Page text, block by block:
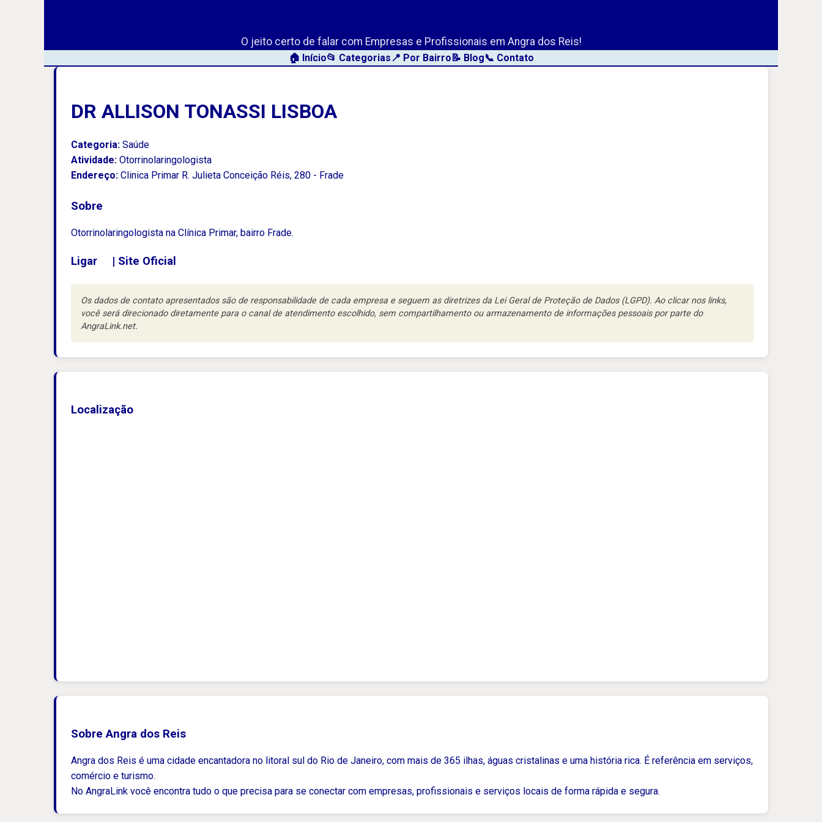
O jeito certo de falar com Empresas e Profissionais em Angra dos Reis!
🏠 Início📂 Categorias 📍 Por Bairro📝 Blog📞 Contato
DR ALLISON TONASSI LISBOA
Categoria: Saúde
Atividade: Otorrinolaringologista
Endereço: Clinica Primar R. Julieta Conceição Réis, 280 - Frade
Sobre
Otorrinolaringologista na Clínica Primar, bairro Frade.
Ligar | Site Oficial
Os dados de contato apresentados são de responsabilidade de cada empresa e seguem as diretrizes da Lei Geral de Proteção de Dados (LGPD). Ao clicar nos links,
você será direcionado diretamente para o canal de atendimento escolhido, sem compartilhamento ou armazenamento de informações pessoais por parte do
AngraLink.net.
Localização
Sobre Angra dos Reis
Angra dos Reis é uma cidade encantadora no litoral sul do Rio de Janeiro, com mais de 365 ilhas, águas cristalinas e uma história rica. É referência em serviços,
comércio e turismo.
No AngraLink você encontra tudo o que precisa para se conectar com empresas, profissionais e serviços locais de forma rápida e segura.